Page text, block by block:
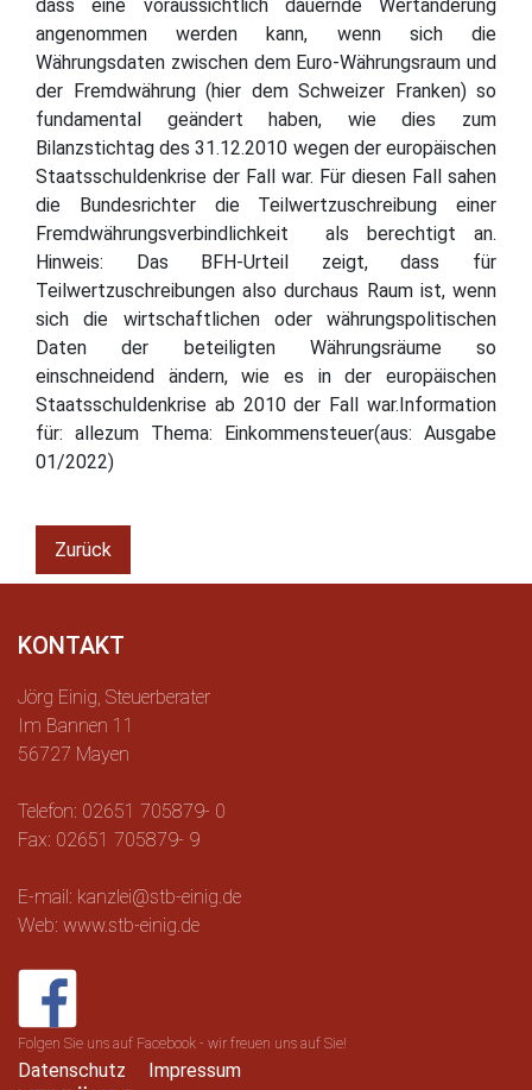
dass eine voraussichtlich dauernde Wertänderung
angenommen werden kann, wenn sich die
Währungsdaten zwischen dem Euro-Währungsraum und
der Fremdwährung (hier dem Schweizer Franken) so
fundamental geändert haben, wie dies zum
Bilanzstichtag des 31.12.2010 wegen der europäischen
Staatsschuldenkrise der Fall war. Für diesen Fall sahen
die Bundesrichter die Teilwertzuschreibung einer
Fremdwährungsverbindlichkeit als berechtigt an.
Hinweis: Das BFH-Urteil zeigt, dass für
Teilwertzuschreibungen also durchaus Raum ist, wenn
sich die wirtschaftlichen oder währungspolitischen
Daten der beteiligten Währungsräume so
einschneidend ändern, wie es in der europäischen
Staatsschuldenkrise ab 2010 der Fall war.Information
für: allezum Thema: Einkommensteuer(aus: Ausgabe
01/2022)
Zurück
KONTAKT
Jörg Einig, Steuerberater
Im Bannen 11
56727 Mayen
Telefon: 02651 705879- 0
Fax: 02651 705879- 9
E-mail: kanzlei@stb-einig.de
Web: www.stb-einig.de
Folgen Sie uns auf Facebook - wir freuen uns auf Sie!
Datenschutz Impressum